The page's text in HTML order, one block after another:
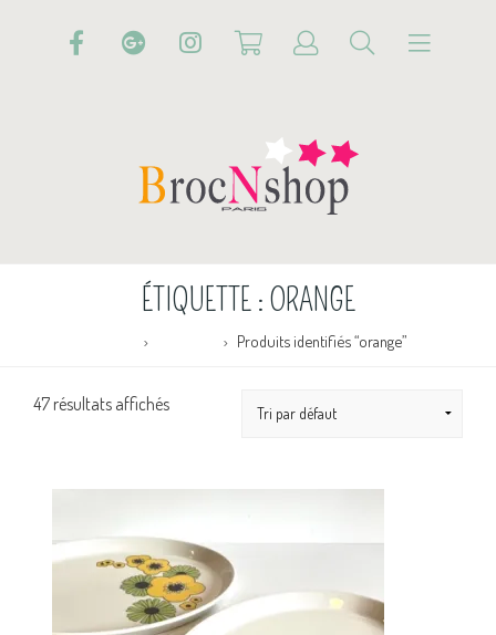
ÉTIQUETTE : ORANGE
Produits identifiés “orange”
47 résultats affichés